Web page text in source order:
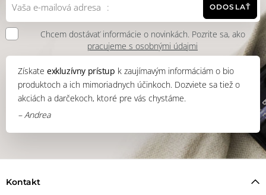
ODOSLAŤ
Chcem dostávať informácie o novinkách. Pozrite sa, ako
pracujeme s osobnými údajmi
Získateexkluzívny prístup k zaujímavým informáciám o bio
produktoch a ich mimoriadnych účinkoch. Dozviete sa tiež o
akciách a darčekoch, ktoré pre vás chystáme.
– Andrea
Kontakt